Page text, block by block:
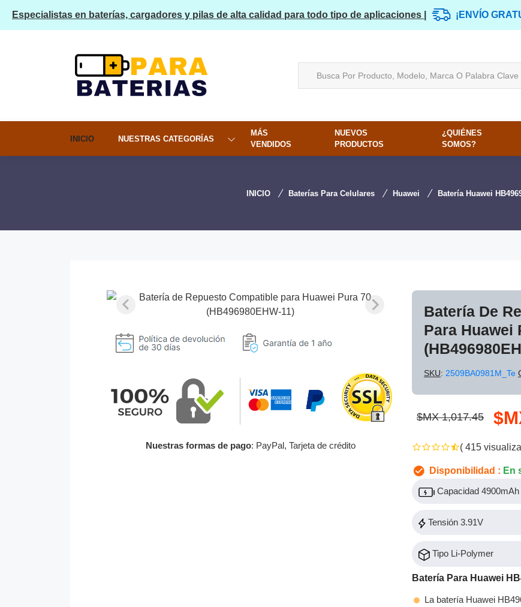
Especialistas en baterías, cargadores y pilas de alta calidad para todo tipo de aplicaciones | ¡ENVÍO
INICIO NUESTRAS CATEGORÍAS
MÁS
VENDIDOS
NUEVOS
PRODUCTOS
¿QUIÉNES
SOMOS?
INICIO Baterías Para Celulares Huawei Batería Huawei
Nuestras formas de pago: PayPal, Tarjeta de crédito
Batería De
Para Huawei
SKU: 2509BA0981M_Te
$MX 1,017.45
( 415
Disponibilidad : En
Capacidad 4900mAh
Tensión 3.91V
Tipo Li-Polymer
Batería Para Huawei
La batería Huawei